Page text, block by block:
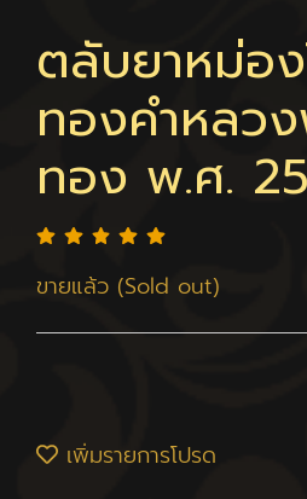
ตลับยาหม่อ
ทองคำหลว
ทอง พ.ศ.
ขายแล้ว (Sold out)
เพิ่มรายการโปรด